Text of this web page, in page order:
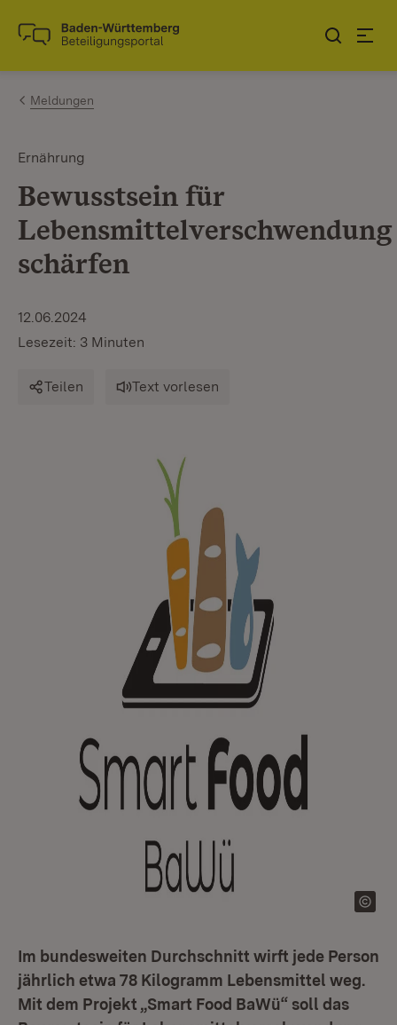
Zum Inhalt springen
Link zur Startseite
Meldungen
Ernährung
Bewusstsein für
Lebensmittelverschwendung
schärfen
12.06.2024
Lesezeit: 3 Minuten
Teilen Text vorlesen
Im bundesweiten Durchschnitt wirft jede Person
jährlich etwa 78 Kilogramm Lebensmittel weg.
Mit dem Projekt „Smart Food BaWü“ soll das